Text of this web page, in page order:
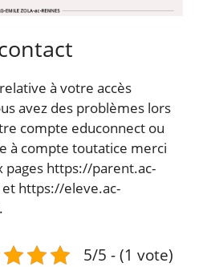
à votre accès
avez des problèmes lors
compte educonnect ou
à compte toutatice merci
pages https://parent.ac-
https://eleve.ac-
5/5 - (1 vote)